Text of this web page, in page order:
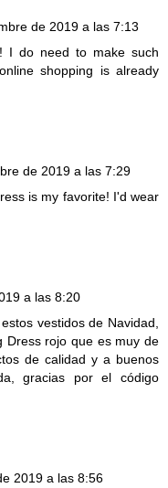
de 2019 a las 7:13
I do need to make such
shopping is already
de 2019 a las 7:29
is my favorite! I'd wear
a las 8:20
vestidos de Navidad,
Dress rojo que es muy de
de calidad y a buenos
gracias por el código
2019 a las 8:56